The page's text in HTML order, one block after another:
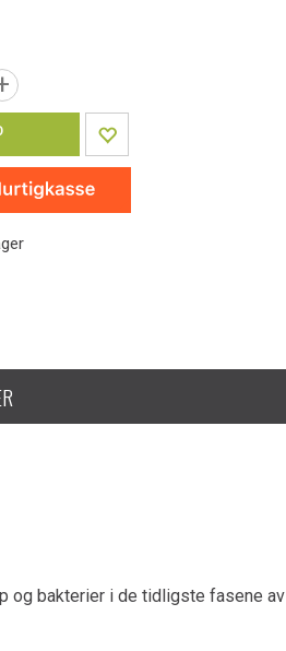
og bakterier i de tidligste fasene av